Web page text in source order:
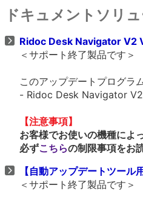
ドキュメントソリ
Ridoc Desk Navigator V2
＜サポート終了製品です＞
このアップデートプログラ
- Ridoc Desk Navigator
【注意事項】
お客様でお使いの機種によ
必ずこちらの制限事項をお
【自動アップデートツー
＜サポート終了製品です＞